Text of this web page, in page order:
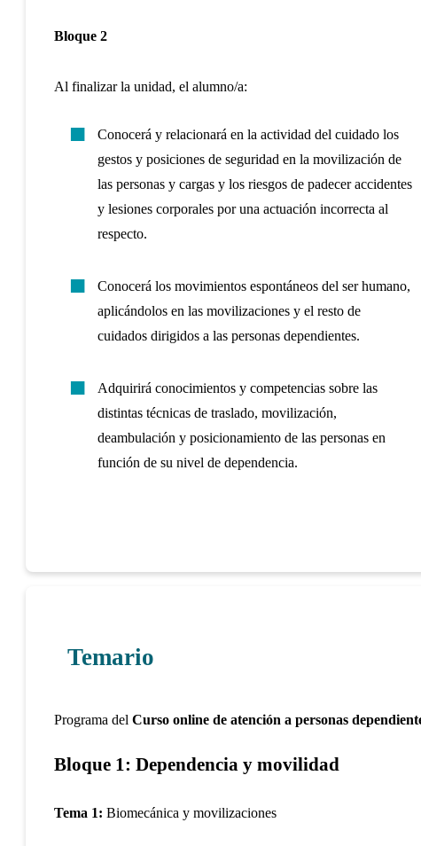
Bloque 2
Al finalizar la unidad, el alumno/a:
Conocerá y relacionará en la actividad del cuidado los
gestos y posiciones de seguridad en la movilización de
las personas y cargas y los riesgos de padecer accidentes
y lesiones corporales por una actuación incorrecta al
respecto.
Conocerá los movimientos espontáneos del ser humano,
aplicándolos en las movilizaciones y el resto de
cuidados dirigidos a las personas dependientes.
Adquirirá conocimientos y competencias sobre las
distintas técnicas de traslado, movilización,
deambulación y posicionamiento de las personas en
función de su nivel de dependencia.
Temario
Programa del Curso online de atención a personas
Bloque 1: Dependencia y movilidad
Tema 1: Biomecánica y movilizaciones